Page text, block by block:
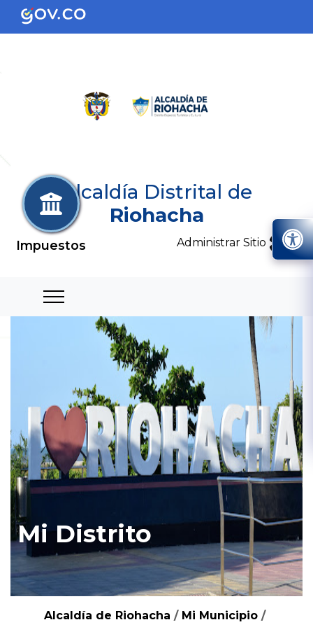
Alcaldía Distrital de
Riohacha
Administrar Sitio
Mi Distrito
Alcaldía de Riohacha / Mi Municipio /
Impuestos